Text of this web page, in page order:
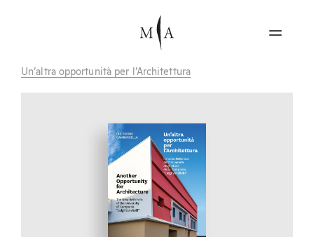
Un’altra opportunità per l’Architettura